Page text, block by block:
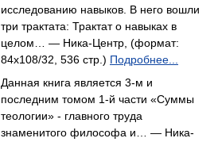
исследованию навыков. В него вошли
три трактата: Трактат о навыках в
целом… — Ника-Центр, (формат:
84x108/32, 536 стр.) Подробнее...
Данная книга является 3-м и
последним томом 1-й части «Суммы
теологии» - главного труда
знаменитого философа и… — Ника-